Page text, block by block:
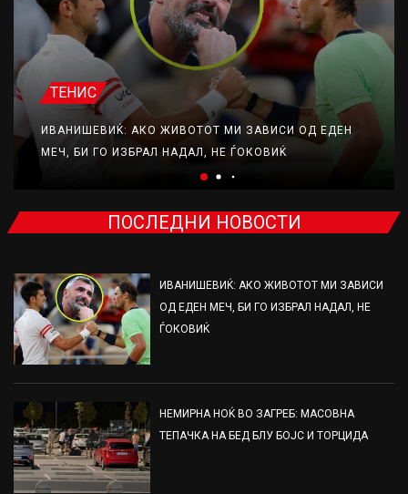
ТЕНИС
ИВАНИШЕВИЌ: АКО ЖИВОТОТ МИ ЗАВИСИ ОД ЕДЕН
МЕЧ, БИ ГО ИЗБРАЛ НАДАЛ, НЕ ЃОКОВИЌ
ПОСЛЕДНИ НОВОСТИ
ИВАНИШЕВИЌ: АКО ЖИВОТОТ МИ ЗАВИСИ
ОД ЕДЕН МЕЧ, БИ ГО ИЗБРАЛ НАДАЛ, НЕ
ЃОКОВИЌ
НЕМИРНА НОЌ ВО ЗАГРЕБ: МАСОВНА
ТЕПАЧКА НА БЕД БЛУ БОЈС И ТОРЦИДА